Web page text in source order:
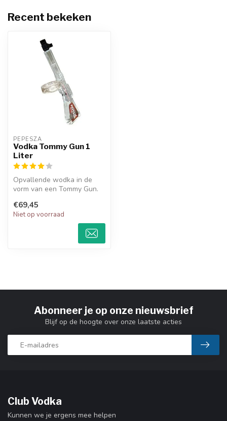
Recent bekeken
PEPESZA
Vodka Tommy Gun 1
Liter
Opvallende wodka in de
vorm van een Tommy Gun.
echte eye...
€69,45
Niet op voorraad
Abonneer je op onze nieuwsbrief
Blijf op de hoogte over onze laatste acties
Club Vodka
Kunnen we je ergens mee helpen